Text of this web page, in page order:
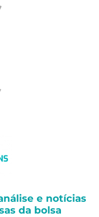
e notícias
da bolsa